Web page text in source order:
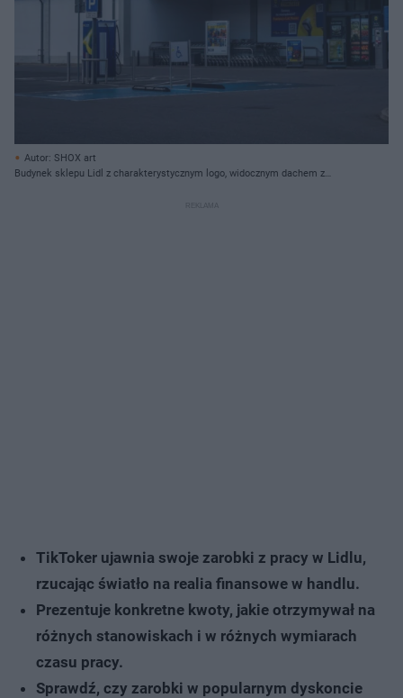
Autor: SHOX art
Budynek sklepu Lidl z charakterystycznym logo, widocznym dachem z
oszczędności w promocji -70% na chemię do prania, o której przeczytasz na
TikToker ujawnia swoje zarobki z pracy w Lidlu,
rzucając światło na realia finansowe w handlu.
Prezentuje konkretne kwoty, jakie otrzymywał na
różnych stanowiskach i w różnych wymiarach
czasu pracy.
Sprawdź, czy zarobki w popularnym dyskoncie